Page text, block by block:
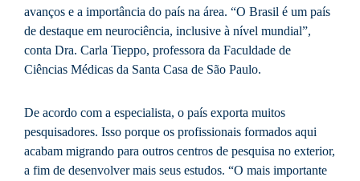
avanços e a importância do país na área. “O Brasil é um país
de destaque em neurociência, inclusive à nível mundial”,
conta Dra. Carla Tieppo, professora da Faculdade de
Ciências Médicas da Santa Casa de São Paulo.
De acordo com a especialista, o país exporta muitos
pesquisadores. Isso porque os profissionais formados aqui
acabam migrando para outros centros de pesquisa no exterior,
a fim de desenvolver mais seus estudos. “O mais importante